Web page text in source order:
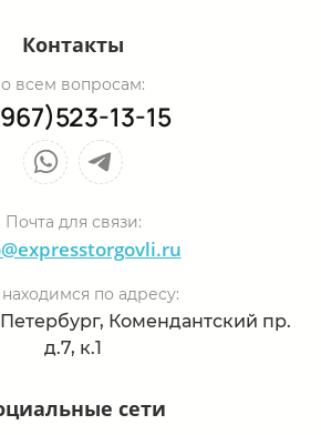
Контакты
всем вопросам:
13-15
Почта для связи:
по адресу:
Петербург, Комендантский пр.
д.7, к.1
сети